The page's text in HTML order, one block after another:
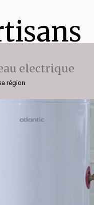
electrique
région